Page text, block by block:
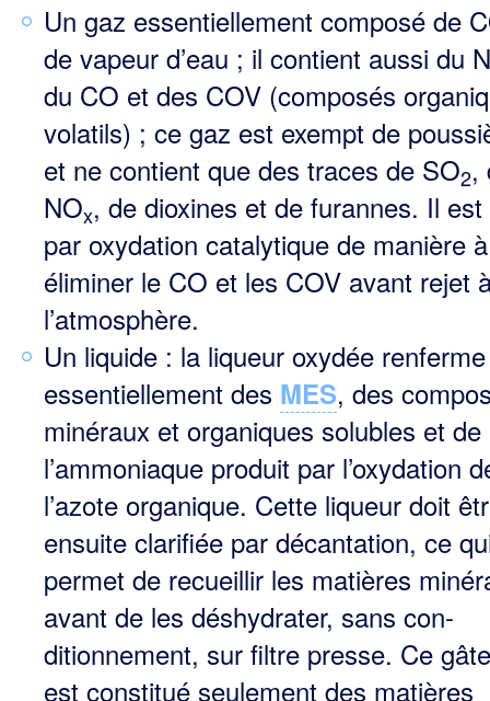
Un gaz essentiellement composé de
de vapeur d’eau ; il contient aussi du
du CO et des COV (composés
volatils) ; ce gaz est exempt de
et ne contient que des traces de SO2,
NOx, de dioxines et de furannes. Il
par oxydation catalytique de manière à
éliminer le CO et les COV avant rejet
l’atmosphère.
Un liquide : la liqueur oxydée renferme
essentiellement des MES, des
minéraux et organiques solubles et de
l’ammoniaque produit par l’oxydation
l’azote organique. Cette liqueur doit
ensuite cla­rifiée par décantation, ce
permet de recueillir les matières
avant de les déshydrater, sans con­
ditionnement, sur filtre presse. Ce
est constitué seulement des matières